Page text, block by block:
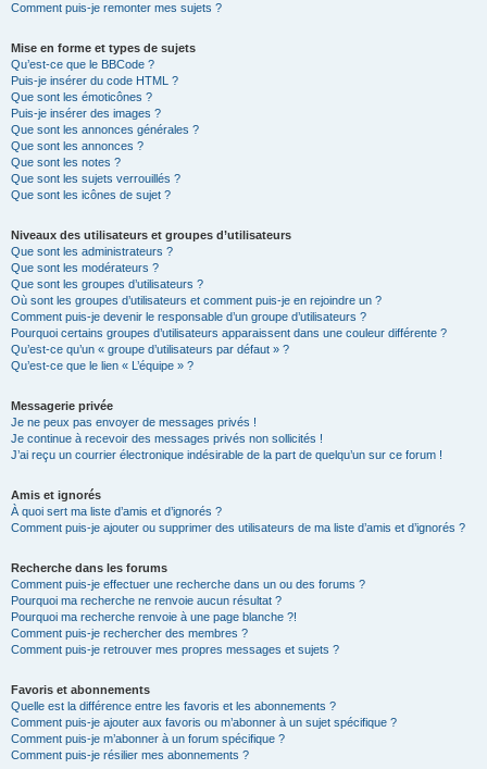
Comment puis-je remonter mes sujets ?
Mise en forme et types de sujets
Qu’est-ce que le BBCode ?
Puis-je insérer du code HTML ?
Que sont les émoticônes ?
Puis-je insérer des images ?
Que sont les annonces générales ?
Que sont les annonces ?
Que sont les notes ?
Que sont les sujets verrouillés ?
Que sont les icônes de sujet ?
Niveaux des utilisateurs et groupes d’utilisateurs
Que sont les administrateurs ?
Que sont les modérateurs ?
Que sont les groupes d’utilisateurs ?
Où sont les groupes d’utilisateurs et comment puis-je en rejoindre un ?
Comment puis-je devenir le responsable d’un groupe d’utilisateurs ?
Pourquoi certains groupes d’utilisateurs apparaissent dans une couleur différente ?
Qu’est-ce qu’un « groupe d’utilisateurs par défaut » ?
Qu’est-ce que le lien « L’équipe » ?
Messagerie privée
Je ne peux pas envoyer de messages privés !
Je continue à recevoir des messages privés non sollicités !
J’ai reçu un courrier électronique indésirable de la part de quelqu’un sur ce forum !
Amis et ignorés
À quoi sert ma liste d’amis et d’ignorés ?
Comment puis-je ajouter ou supprimer des utilisateurs de ma liste d’amis et d’ignorés ?
Recherche dans les forums
Comment puis-je effectuer une recherche dans un ou des forums ?
Pourquoi ma recherche ne renvoie aucun résultat ?
Pourquoi ma recherche renvoie à une page blanche ?!
Comment puis-je rechercher des membres ?
Comment puis-je retrouver mes propres messages et sujets ?
Favoris et abonnements
Quelle est la différence entre les favoris et les abonnements ?
Comment puis-je ajouter aux favoris ou m’abonner à un sujet spécifique ?
Comment puis-je m’abonner à un forum spécifique ?
Comment puis-je résilier mes abonnements ?